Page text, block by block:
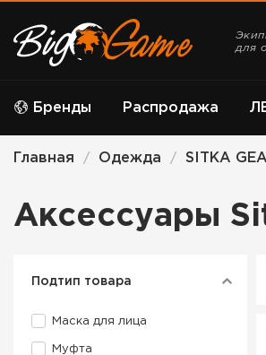
для
Бренды Распродажа
Главная / Одежда / SITKA
Аксессуары
Подтип товара
Маска для лица
Муфта